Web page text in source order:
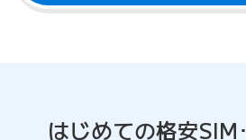
はじめての格安SIM･